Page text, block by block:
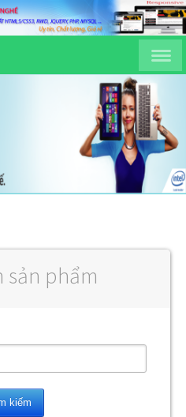
sản phẩm